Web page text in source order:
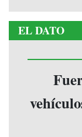
EL DATO